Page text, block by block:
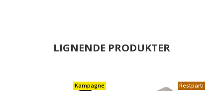
LIGNENDE PRODUKTER
Kampagne
Restparti